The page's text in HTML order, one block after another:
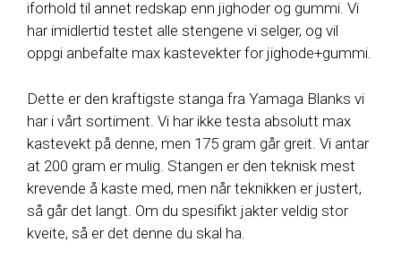
iforhold til annet redskap enn jighoder og gummi. Vi
har imidlertid testet alle stengene vi selger, og vil
oppgi anbefalte max kastevekter for jighode+gummi.
Dette er den kraftigste stanga fra Yamaga Blanks vi
har i vårt sortiment. Vi har ikke testa absolutt max
kastevekt på denne, men 175 gram går greit. Vi antar
at 200 gram er mulig. Stangen er den teknisk mest
krevende å kaste med, men når teknikken er justert,
så går det langt. Om du spesifikt jakter veldig stor
kveite, så er det denne du skal ha.